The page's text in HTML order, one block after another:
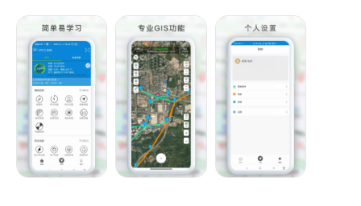
★ AI计数：一秒结算串串计数&amp;轻松计数数百钢
筋
★ 挂画校准：对墙壁的挂画是否挂歪进行校准
★ 相机自动对焦
★ 支持镜头高度滚动条调整及手动输入功能
★ 可将测出的距离或高度以照片的形式分享
★ 直尺测量：可以将手机作为直尺进行测量
★ 水平仪：可将手机作为水平仪使用
多种工具。
功能特点：
1、指南针-利用磁阻传感器进行方向识别；
2、测速仪-包含速度表、公里表、经纬度、海拔、超
速告警；
3、精准标记位置-记录当前gps坐标位置；